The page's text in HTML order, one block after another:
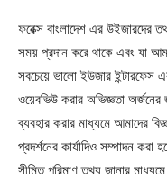
ফরেক্স বাংলাদেশ এর উইজারদের
সময় প্রদান করে থাকে এবং যা
সবচেয়ে ভালো ইউজার ইন্টারফেস
ওয়েবভিউ করার অভিজ্ঞতা
ব্যবহার করার মাধ্যমে আমাদের
প্রদর্শনের কার্যাদিও সম্পাদন
সীমিত পরিমাণ তথ্য জানার